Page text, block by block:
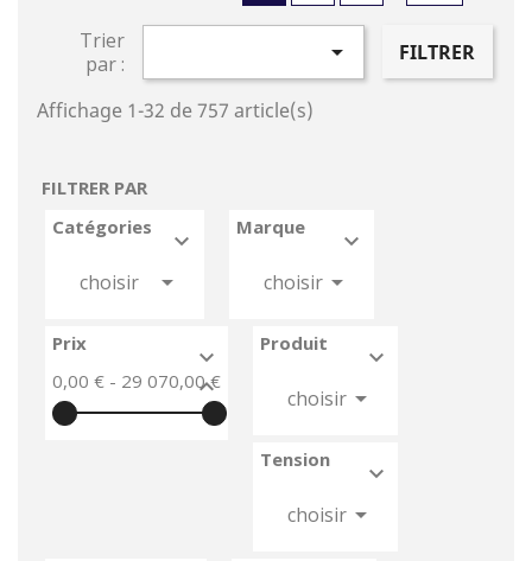
Trier
par :
 FILTRER
Affichage 1-32 de 757 article(s)
FILTRER PAR
Catégories

choisir 
Marque

choisir
Prix


0,00 € - 29 070,00 €
Produit

choisir 
Tension

choisir 